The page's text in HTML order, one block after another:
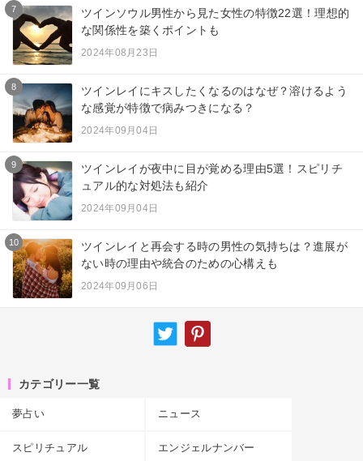
7
ツインソウル男性から見た女性の特徴22選！理想的
な関係性を築くポイントも
2024年08月23日
8
ツインレイにキスしたくなるのはなぜ？溶けるよう
な感覚が特徴で病みつきになる？
2024年09月04日
9
ツインレイが夜中に目が覚める理由5選！スピリチ
ュアル的な対処法も紹介
2024年09月04日
10
ツインレイと再会する時の男性の気持ちは？進展が
ない時の理由や統合のための心構えも
2024年09月06日
カテゴリー一覧
夢占い ニュース
スピリチュアル エンジェルナンバー